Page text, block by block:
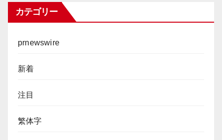
カテゴリー
prnewswire
新着
注目
繁体字